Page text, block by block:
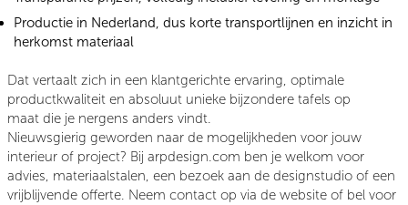
Productie in Nederland, dus korte transportlijnen en inzicht in
herkomst materiaal
Dat vertaalt zich in een klantgerichte ervaring, optimale
productkwaliteit en absoluut unieke bijzondere tafels op
maatdie je nergens anders vindt.
Nieuwsgierig geworden naar de mogelijkheden voor jouw
interieur of project? Bij arpdesign.com ben je welkom voor
advies, materiaalstalen, een bezoek aan de designstudio of een
vrijblijvende offerte. Neem contact op via de website of bel voor